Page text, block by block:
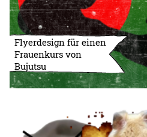
Flyerdesign für einen
Frauenkurs von
Bujutsu